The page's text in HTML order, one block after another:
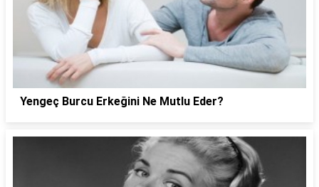
Yengeç Burcu Erkeğini Ne Mutlu Eder?